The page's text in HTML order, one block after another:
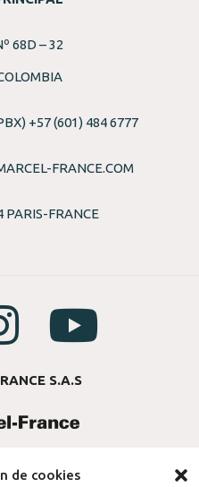
de cookies
68D – 32
+57 (601) 484 6777
FRANCE.COM
PARIS-FRANCE
S.A.S